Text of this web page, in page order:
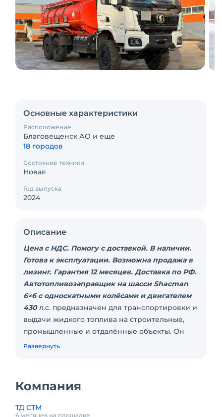
Основные характеристики
Расположение
Благовещенск АО и еще
18 городов
Состояние техники
Новая
Год выпуска
2024
Описание
Цена с НДС. Помогу с доставкой. В наличии.
Готова к эксплуатации. Возможна продажа в
лизинг. Гарантия 12 месяцев. Доставка по РФ.
Автотопливозаправщик на шасси Shacman
6×6 с односкатными колёсами и двигателем
430 л.с. предназначен для транспортировки и
выдачи жидкого топлива на строительные,
промышленные и отдалённые объекты. Он
рассчитан на работу в условиях сложного
Конструкция включает цистерну объёмом 17
безопасно транспортировать различные виды
Развернуть
Компания
ТД СТМ
6 месяцев на площадке